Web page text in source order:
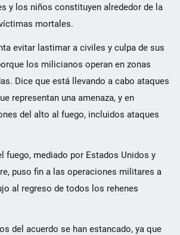
y los niños constituyen alrededor de la
mortales.
evitar lastimar a civiles y culpa de sus
los milicianos operan en zonas
Dice que está llevando a cabo ataques
representan una amenaza, y en
del alto al fuego, incluidos ataques
fuego, mediado por Estados Unidos y
puso fin a las operaciones militares a
al regreso de todos los rehenes
del acuerdo se han estancado, ya que